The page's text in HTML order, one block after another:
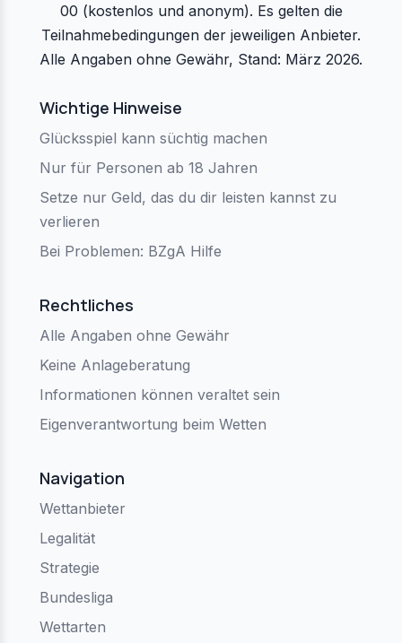
00 (kostenlos und anonym). Es gelten die
Teilnahmebedingungen der jeweiligen Anbieter.
Alle Angaben ohne Gewähr, Stand: März 2026.
Wichtige Hinweise
Glücksspiel kann süchtig machen
Nur für Personen ab 18 Jahren
Setze nur Geld, das du dir leisten kannst zu
verlieren
Bei Problemen: BZgA Hilfe
Rechtliches
Alle Angaben ohne Gewähr
Keine Anlageberatung
Informationen können veraltet sein
Eigenverantwortung beim Wetten
Navigation
Wettanbieter
Legalität
Strategie
Bundesliga
Wettarten